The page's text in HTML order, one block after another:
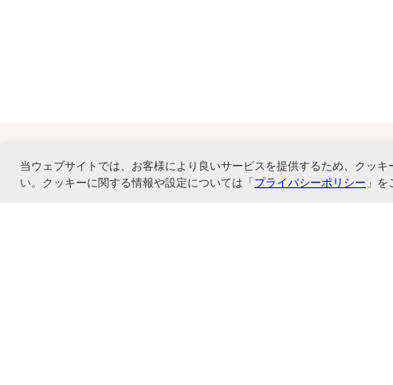
当ウェブサイトでは、お客様により良いサービスを提供するため、クッ
い。クッキーに関する情報や設定については「プライバシーポリシー 」を